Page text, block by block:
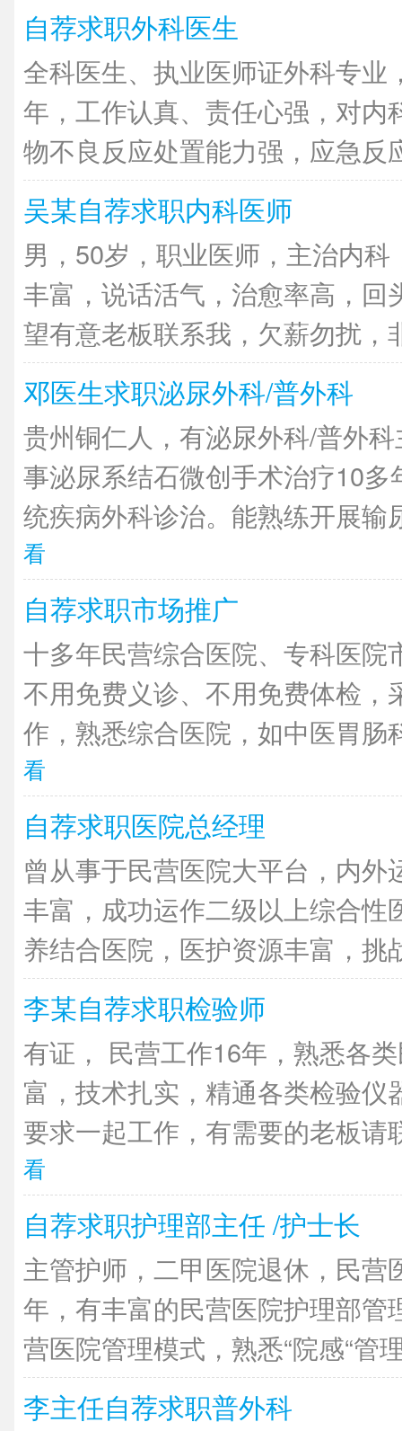
自荐求职外科医生
全科医生、执业医师证外科专业
年，工作认真、责任心强，对内
物不良反应处置能力强，应急反
吴某自荐求职内科医师
男，50岁，职业医师，主治内
丰富，说话活气，治愈率高，回
望有意老板联系我，欠薪勿扰，
邓医生求职泌尿外科/普外科
贵州铜仁人，有泌尿外科/普外
事泌尿系结石微创手术治疗10
统疾病外科诊治。能熟练开展输
看
自荐求职市场推广
十多年民营综合医院、专科医院
不用免费义诊、不用免费体检，
作，熟悉综合医院，如中医胃肠
看
自荐求职医院总经理
曾从事于民营医院大平台，内外
丰富，成功运作二级以上综合性
养结合医院，医护资源丰富，挑
李某自荐求职检验师
有证， 民营工作16年，熟悉各
富，技术扎实，精通各类检验仪
要求一起工作，有需要的老板请
看
自荐求职护理部主任 /护士长
主管护师，二甲医院退休，民营
年，有丰富的民营医院护理部管
营医院管理模式，熟悉“院感“管
李主任自荐求职普外科